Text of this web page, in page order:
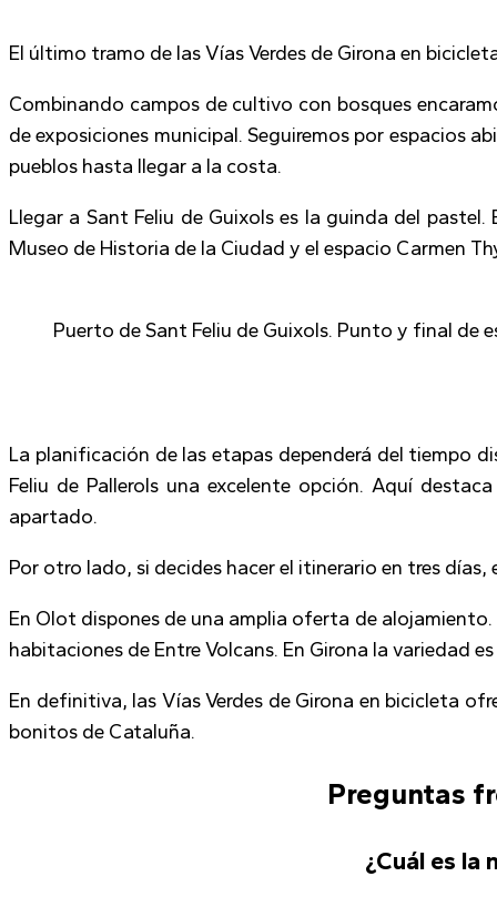
El último tramo de las Vías Verdes de Girona en
Combinando campos de cultivo con bosques
de exposiciones municipal. Seguiremos por espacios
pueblos hasta llegar a la costa.
Llegar a Sant Feliu de Guixols es la guinda del
Museo de Historia de la Ciudad y el espacio Carmen
Puerto de Sant Feliu de Guixols. Punto y final de
La planificación de las etapas dependerá del tiempo
Feliu de Pallerols una excelente opción. Aquí
apartado.
Por otro lado, si decides hacer el itinerario en tres
En Olot dispones de una amplia oferta de
habitaciones de Entre Volcans. En Girona la variedad
En definitiva, las Vías Verdes de Girona en bicicleta
bonitos de Cataluña.
Preguntas
¿Cuál es la